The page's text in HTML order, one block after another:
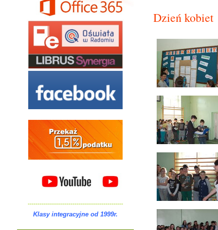
Dzień kobiet
-------------------------------------------------
Klasy integracyjne od 1999r.